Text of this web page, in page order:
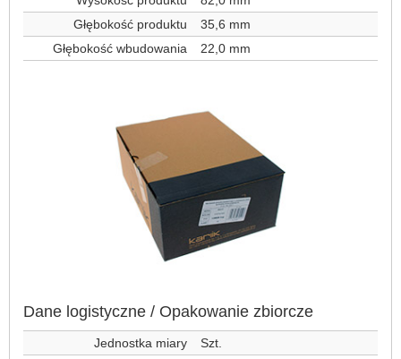
Głębokość produktu
35,6 mm
Głębokość wbudowania
22,0 mm
Dane logistyczne / Opakowanie zbiorcze
Jednostka miary
Szt.